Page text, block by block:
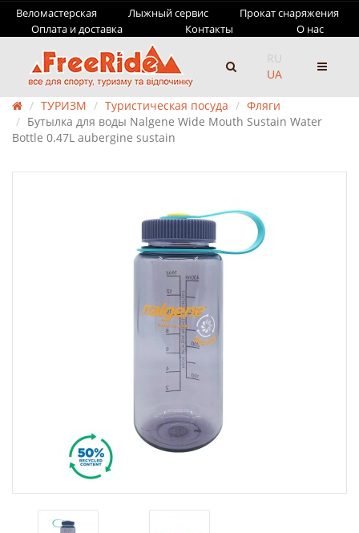
Веломастерская Лыжный сервис
Прокат снаряжения
Оплата и доставка
Контакты О нас
RU
UA
ТУРИЗМ Туристическая посуда
Фляги
Бутылка для воды Nalgene Wide Mouth Sustain Water
Bottle 0.47L aubergine sustain